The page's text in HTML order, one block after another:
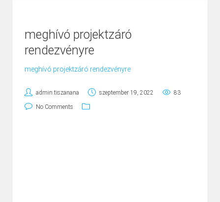
meghívó projektzáró
rendezvényre
meghívó projektzáró rendezvényre
admin.tiszanana szeptember 19, 2022 83
No Comments